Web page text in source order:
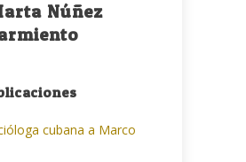
Núñez
cubana a Marco